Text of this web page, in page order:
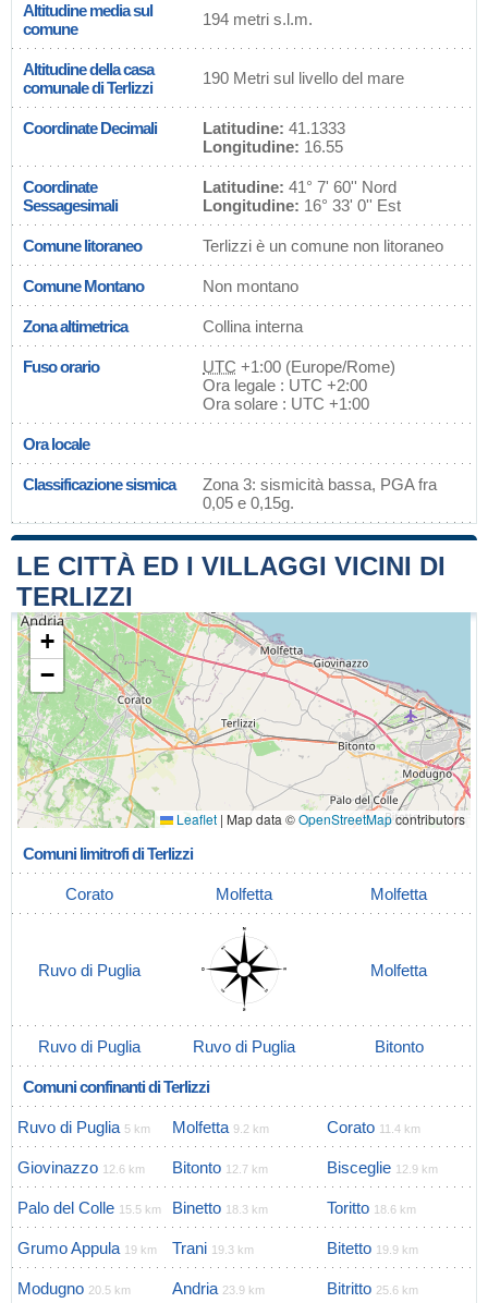
Altitudine media sul
comune
194 metri s.l.m.
Altitudine della casa
comunale di Terlizzi
190 Metri sul livello del mare
Coordinate Decimali Latitudine: 41.1333
Longitudine: 16.55
Coordinate
Sessagesimali
Latitudine: 41° 7' 60'' Nord
Longitudine: 16° 33' 0'' Est
Comune litoraneo Terlizzi è un comune non litoraneo
Comune Montano Non montano
Zona altimetrica Collina interna
Fuso orario UTC +1:00 (Europe/Rome)
Ora legale : UTC +2:00
Ora solare : UTC +1:00
Ora locale
Classificazione sismica
Zona 3: sismicità bassa, PGA fra
0,05 e 0,15g.
LE CITTÀ ED I VILLAGGI VICINI DI
TERLIZZI
+
−
Leaflet | Map data ©OpenStreetMapcontributors
Comuni limitrofi di Terlizzi
Corato Molfetta Molfetta
Ruvo di Puglia Molfetta
Ruvo di Puglia Ruvo di Puglia Bitonto
Comuni confinanti di Terlizzi
Ruvo di Puglia 5 km Molfetta 9.2 km Corato 11.4 km
Giovinazzo 12.6 km Bitonto 12.7 km Bisceglie 12.9 km
Palo del Colle 15.5 km Binetto 18.3 km Toritto 18.6 km
Grumo Appula 19 km Trani 19.3 km Bitetto 19.9 km
Modugno 20.5 km Andria 23.9 km Bitritto 25.6 km